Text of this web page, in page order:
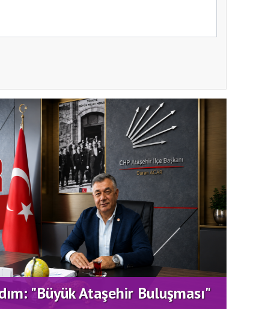
"Büyük Ataşehir Buluşması"